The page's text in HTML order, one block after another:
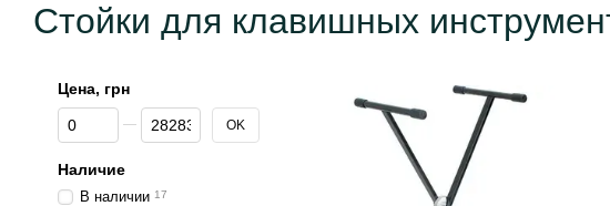
Стойки для клавишных
Цена, грн
От Цена, грн
До Цена, грн OK
Наличие
В наличии 17